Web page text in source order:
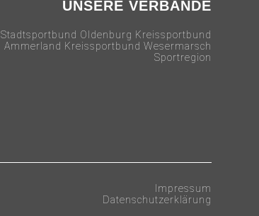
UNSERE VERBÄNDE
Stadtsportbund Oldenburg Kreissportbund
Ammerland Kreissportbund Wesermarsch
Sportregion
Impressum
Datenschutzerklärung